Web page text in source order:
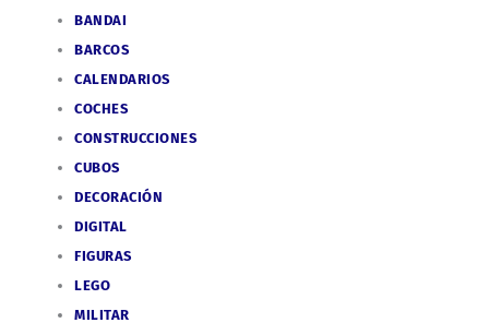
BANDAI
BARCOS
CALENDARIOS
COCHES
CONSTRUCCIONES
CUBOS
DECORACIÓN
DIGITAL
FIGURAS
LEGO
MILITAR